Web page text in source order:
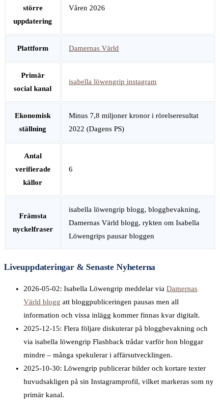
större
uppdatering
Våren 2026
Plattform Damernas Värld
Primär
social kanal
isabella löwengrip instagram
Ekonomisk
ställning
Minus 7,8 miljoner kronor i rörelseresultat
2022 (Dagens PS)
Antal
verifierade
källor
6
Främsta
nyckelfraser
isabella löwengrip blogg, bloggbevakning,
Damernas Värld blogg, rykten om Isabella
Löwengrips pausar bloggen
Liveuppdateringar & Senaste Nyheterna
2026-05-02: Isabella Löwengrip meddelar via Damernas
Värld blogg att bloggpubliceringen pausas men all
information och vissa inlägg kommer finnas kvar digitalt.
2025-12-15: Flera följare diskuterar på bloggbevakning och
via isabella löwengrip Flashback trådar varför hon bloggar
mindre – många spekulerar i affärsutvecklingen.
2025-10-30: Löwengrip publicerar bilder och kortare texter
huvudsakligen på sin Instagramprofil, vilket markeras som ny
primär kanal.